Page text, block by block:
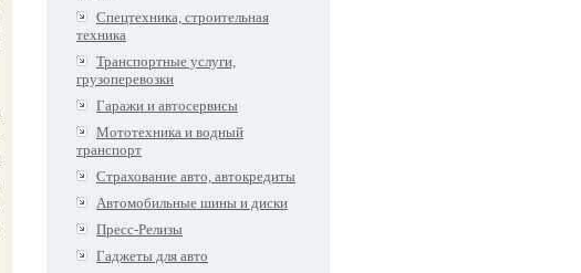
Спецтехника, строительная
техника
Транспортные услуги,
грузоперевозки
Гаражи и автосервисы
Мототехника и водный
транспорт
Страхование авто, автокредиты
Автомобильные шины и диски
Пресс-Релизы
Гаджеты для авто